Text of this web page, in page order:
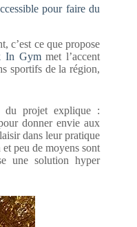
pour faire du
c’est ce que propose
In Gymmet l’accent
sportifs de la région,
du projet explique :
donner envie aux
dans leur pratique
peu de moyens sont
une solution hyper